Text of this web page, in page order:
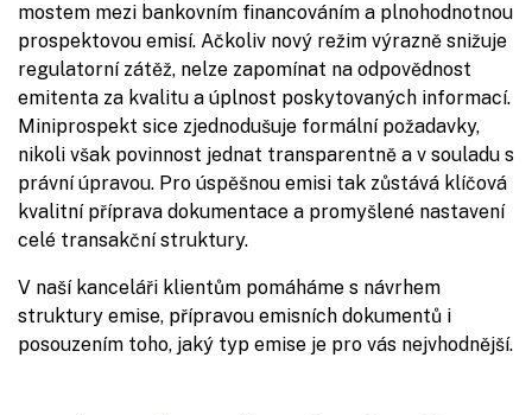
mostem mezi bankovním financováním a plnohodnotnou
prospektovou emisí. Ačkoliv nový režim výrazně snižuje
regulatorní zátěž, nelze zapomínat na odpovědnost
emitenta za kvalitu a úplnost poskytovaných informací.
Miniprospekt sice zjednodušuje formální požadavky,
nikoli však povinnost jednat transparentně a v souladu s
právní úpravou. Pro úspěšnou emisi tak zůstává klíčová
kvalitní příprava dokumentace a promyšlené nastavení
celé transakční struktury.
V naší kanceláři klientům pomáháme s návrhem
struktury emise, přípravou emisních dokumentů i
posouzením toho, jaký typ emise je pro vás nejvhodnější.